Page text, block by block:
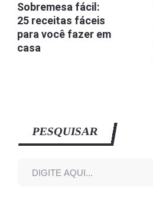
Sobremesa fácil:
25 receitas fáceis
para você fazer em
casa
PESQUISAR